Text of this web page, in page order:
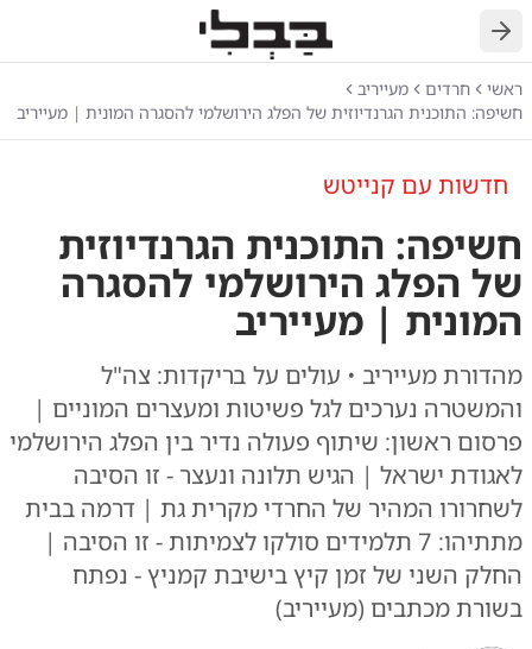
חזרה
ראשי חרדים
מעייריב
חשיפה: התוכנית הגרנדיוזית של הפלג הירושלמי להסגרה המונית | מעייריב
חדשות עם קנייטש
חשיפה: התוכנית הגרנדיוזית
של הפלג הירושלמי להסגרה
המונית | מעייריב
מהדורת מעייריב • עולים על בריקדות: צה"ל
והמשטרה נערכים לגל פשיטות ומעצרים המוניים |
פרסום ראשון: שיתוף פעולה נדיר בין הפלג הירושלמי
לאגודת ישראל | הגיש תלונה ונעצר - זו הסיבה
לשחרורו המהיר של החרדי מקרית גת | דרמה בבית
מתתיהו: 7 תלמידים סולקו לצמיתות - זו הסיבה |
החלק השני של זמן קיץ בישיבת קמניץ - נפתח
בשורת מכתבים (מעייריב)